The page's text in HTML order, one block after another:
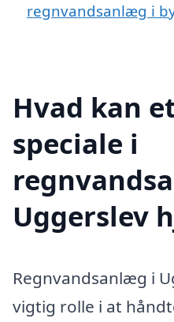
regnvandsanlæg i
Hvad kan
speciale i
Uggerslev
Regnvandsanlæg i
vigtig rolle i at